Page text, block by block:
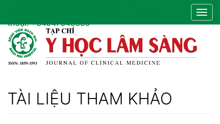
chính
Nội
dung
chính
Thanh
thoại:+84947040855
TÀI LIỆU THAM KHẢO